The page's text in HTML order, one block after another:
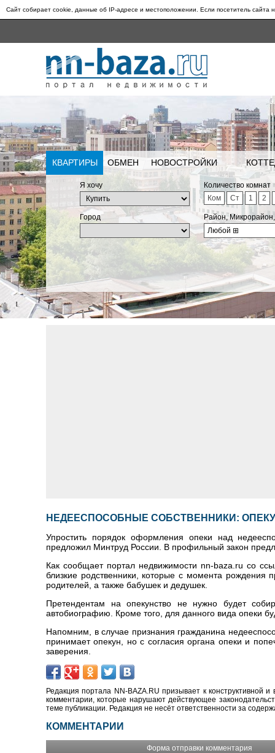
Сайт собирает cookie, данные об IP-адресе и местоположении. Если посетитель сайта
КВАРТИРЫ ОБМЕН НОВОСТРОЙКИ
Я хочу
Количество комнат
Ком
Ст 1 2
Город
Район,
Любой ⊞
НЕДЕЕСПОСОБНЫЕ СОБСТВЕННИКИ:
Упростить порядок оформления опеки над
предложил Минтруд России. В профильный закон
Как сообщает портал недвижимости nn-baza.ru со
близкие родственники, которые с момента рождения
родителей, а также бабушек и дедушек.
Претендентам на опекунство не нужно будет
автобиографию. Кроме того, для данного вида опеки
Напомним, в случае признания гражданина
принимает опекун, но с согласия органа опеки и
заверения.
Редакция портала NN-BAZA.RU призывает к конструктивной
комментарии, которые нарушают действующее
теме публикации. Редакция не несёт ответственности за
КОММЕНТАРИИ
Форма отправки комментария